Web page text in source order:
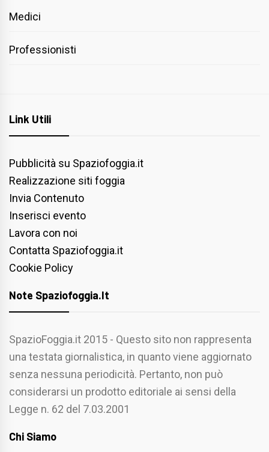
Medici
Professionisti
Link Utili
Pubblicità su Spaziofoggia.it
Realizzazione siti foggia
Invia Contenuto
Inserisci evento
Lavora con noi
Contatta Spaziofoggia.it
Cookie Policy
Note Spaziofoggia.it
SpazioFoggia.it 2015 - Questo sito non rappresenta
una testata giornalistica, in quanto viene aggiornato
senza nessuna periodicità. Pertanto, non può
considerarsi un prodotto editoriale ai sensi della
Legge n. 62 del 7.03.2001
Chi Siamo